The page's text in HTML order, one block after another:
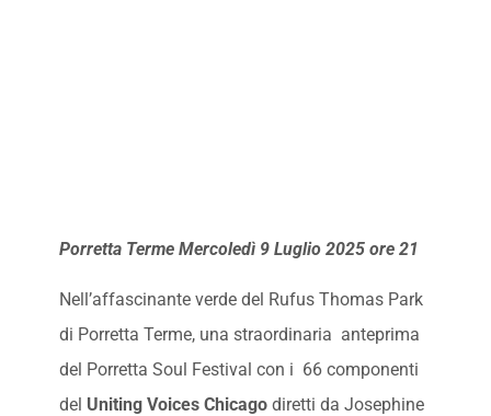
Porretta Terme Mercoledì 9 Luglio 2025 ore 21
Nell’affascinante verde del Rufus Thomas Park
di Porretta Terme, una straordinaria anteprima
del Porretta Soul Festival con i 66 componenti
del Uniting Voices Chicagodiretti da Josephine